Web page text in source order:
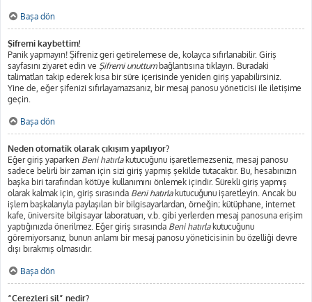
Başa dön
Şifremi kaybettim!
Panik yapmayın! Şifreniz geri getirelemese de, kolayca sıfırlanabilir. Giriş
sayfasını ziyaret edin ve Şifremi unuttumbağlantısına tıklayın. Buradaki
talimatları takip ederek kısa bir süre içerisinde yeniden giriş yapabilirsiniz.
Yine de, eğer şifenizi sıfırlayamazsanız, bir mesaj panosu yöneticisi ile iletişime
geçin.
Başa dön
Neden otomatik olarak çıkışım yapılıyor?
Eğer giriş yaparken Beni hatırlakutucuğunu işaretlemezseniz, mesaj panosu
sadece belirli bir zaman için sizi giriş yapmış şekilde tutacaktır. Bu, hesabınızın
başka biri tarafından kötüye kullanımını önlemek içindir. Sürekli giriş yapmış
olarak kalmak için, giriş sırasında Beni hatırlakutucuğunu işaretleyin. Ancak bu
işlem başkalarıyla paylaşılan bir bilgisayarlardan, örneğin; kütüphane, internet
kafe, üniversite bilgisayar laboratuarı, v.b. gibi yerlerden mesaj panosuna erişim
yaptığınızda önerilmez. Eğer giriş sırasında Beni hatırlakutucuğunu
göremiyorsanız, bunun anlamı bir mesaj panosu yöneticisinin bu özelliği devre
dışı bırakmış olmasıdır.
Başa dön
“Çerezleri sil” nedir?